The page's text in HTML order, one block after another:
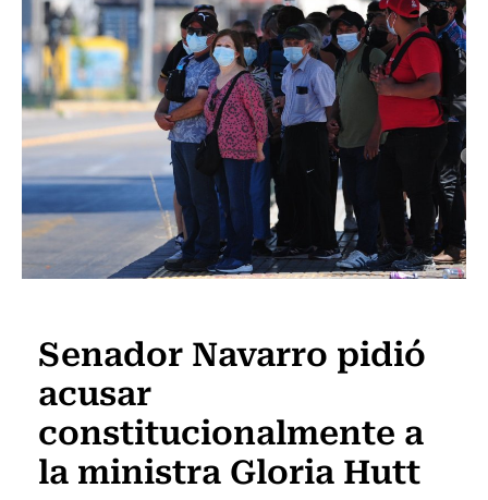
Senador Navarro pidió
acusar
constitucionalmente a
la ministra Gloria Hutt